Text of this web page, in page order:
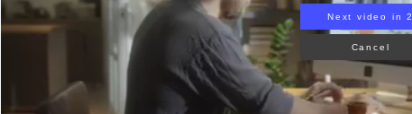
Next video in 1
Cancel